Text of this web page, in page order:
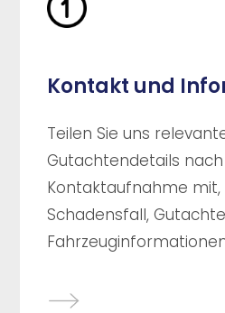
Kontakt und
Teilen Sie uns
Gutachtendetails
Kontaktaufnahme
Schadensfall,